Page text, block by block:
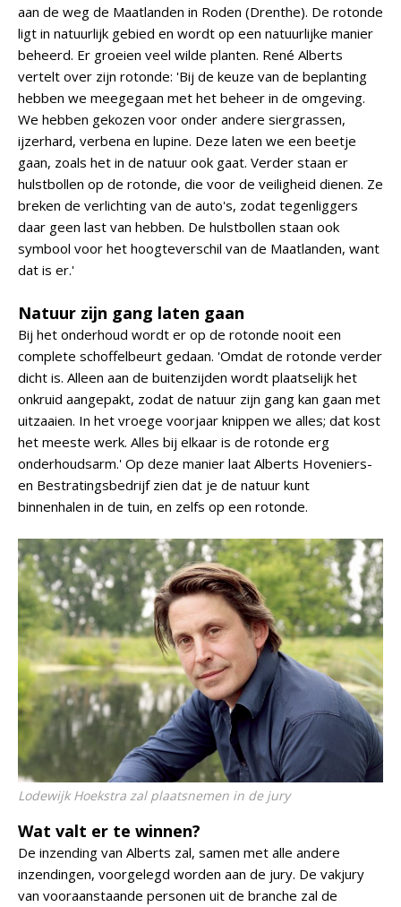
aan de weg de Maatlanden in Roden (Drenthe). De rotonde
ligt in natuurlijk gebied en wordt op een natuurlijke manier
beheerd. Er groeien veel wilde planten. René Alberts
vertelt over zijn rotonde: 'Bij de keuze van de beplanting
hebben we meegegaan met het beheer in de omgeving.
We hebben gekozen voor onder andere siergrassen,
ijzerhard, verbena en lupine. Deze laten we een beetje
gaan, zoals het in de natuur ook gaat. Verder staan er
hulstbollen op de rotonde, die voor de veiligheid dienen. Ze
breken de verlichting van de auto's, zodat tegenliggers
daar geen last van hebben. De hulstbollen staan ook
symbool voor het hoogteverschil van de Maatlanden, want
dat is er.'
Natuur zijn gang laten gaan
Bij het onderhoud wordt er op de rotonde nooit een
complete schoffelbeurt gedaan. 'Omdat de rotonde verder
dicht is. Alleen aan de buitenzijden wordt plaatselijk het
onkruid aangepakt, zodat de natuur zijn gang kan gaan met
uitzaaien. In het vroege voorjaar knippen we alles; dat kost
het meeste werk. Alles bij elkaar is de rotonde erg
onderhoudsarm.' Op deze manier laat Alberts Hoveniers-
en Bestratingsbedrijf zien dat je de natuur kunt
binnenhalen in de tuin, en zelfs op een rotonde.
Lodewijk Hoekstra zal plaatsnemen in de jury
Wat valt er te winnen?
De inzending van Alberts zal, samen met alle andere
inzendingen, voorgelegd worden aan de jury. De vakjury
van vooraanstaande personen uit de branche zal de